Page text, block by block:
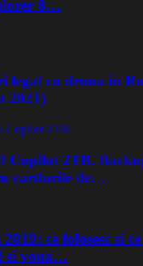
8…
legal cu drona in
2021)
Copilot 2TB.
cardurile de…
ce folosesc si
si voua…